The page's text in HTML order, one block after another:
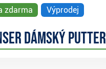
zdarma Výprodej
dámský putter